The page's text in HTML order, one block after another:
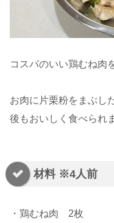
コスパのいい鶏むね肉
お肉に片栗粉をまぶし
後もおいしく食べられ
材料 ※4人前
・鶏むね肉 2枚